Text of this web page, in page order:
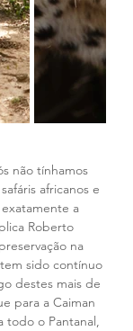
não tínhamos
africanos e
a
Roberto
na
sido contínuo
destes mais de
para a Caiman
todo o Pantanal,